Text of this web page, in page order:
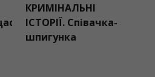
Жара
спадати: